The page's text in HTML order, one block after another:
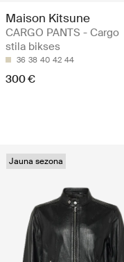
Maison Kitsune
CARGO PANTS - Cargo
stila bikses
36 38 40 42 44
300 €
Jauna sezona